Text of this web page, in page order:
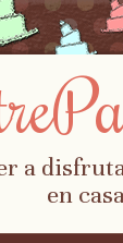
a
en